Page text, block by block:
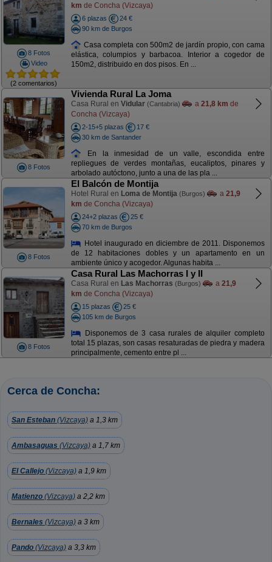
8 Fotos
Video
(2 comentarios)
km de Concha (Vizcaya)
6 plazas
24 €
90 km de Burgos
Casa completa con 500m2 de jardín propio, con cama
elástica, columpios y barbacoa. Interior a cogedor de
150m2, distribuido en dos pisos. En ...
8 Fotos
Vivienda Rural La Joma
Casa Rural en Vidular (Cantabria) a 21,8 km de
Concha (Vizcaya)
2-15+5 plazas
17 €
30 km de Santander
En la inmesidad de un valle, escondida entre
repliegues de verdes montañas, eucaliptos, pinares y
arbolado autóctono, junto a una de las pla ...
8 Fotos
El Balcón de Montija
Hotel Rural en Loma de Montija (Burgos) a 21,9
km de Concha (Vizcaya)
24+2 plazas
25 €
70 km de Burgos
Hotel inaugurado en diciembre de 2011. Disponemos
de 12 habitaciones dobles y un apartamento en un
ambiente único y acogedor. Algunas habita ...
8 Fotos
Casa Rural Las Machorras I y II
Casa Rural en Las Machorras (Burgos) a 21,9
km de Concha (Vizcaya)
15 plazas
25 €
105 km de Burgos
Disponemos de 3 casa rurales de alquiler completo
total 15 plazas, son casas resaturadas de piedra y madera
principalmente, cemento entre pl ...
Cerca de Concha:
San Esteban (Vizcaya) a 1,3 km
Ambasaguas (Vizcaya) a 1,7 km
El Callejo (Vizcaya) a 1,9 km
Matienzo (Vizcaya) a 2,2 km
Bernales (Vizcaya) a 3 km
Pando (Vizcaya) a 3,3 km